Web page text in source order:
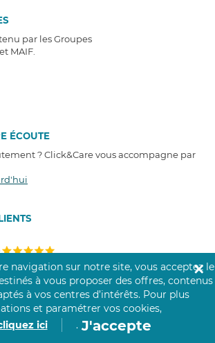
par les Groupes
MAIF.
ÉCOUTE
? Click&Care vous accompagne par
clients récoltés sur
navigation sur notre site, vous acceptez le
à vous proposer des offres, contenus
à vos centres d’intérêts. Pour plus
et paramétrer vos cookies,
ici
. J'accepte
✕